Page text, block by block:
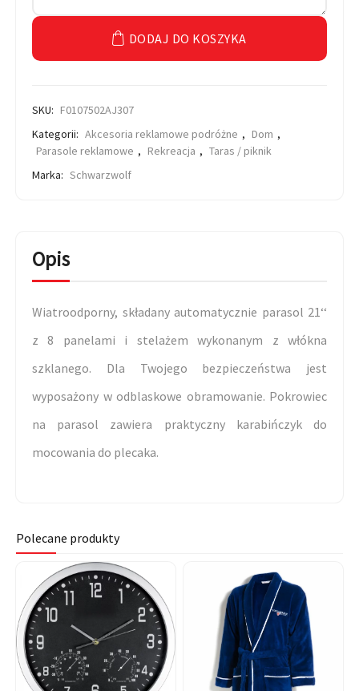
DODAJ DO KOSZYKA
SKU: F0107502AJ307
Kategorii: Akcesoria reklamowe podróżne , Dom ,
Parasole reklamowe , Rekreacja , Taras / piknik
Marka: Schwarzwolf
Opis
Wiatroodporny, składany automatycznie parasol 21‘‘
z 8 panelami i stelażem wykonanym z włókna
szklanego. Dla Twojego bezpieczeństwa jest
wyposażony w odblaskowe obramowanie. Pokrowiec
na parasol zawiera praktyczny karabińczyk do
mocowania do plecaka.
Polecane produkty